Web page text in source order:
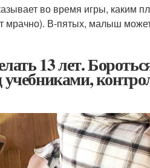
во время игры, каким
мрачно). В-пятых, малыш
13 лет.
учебниками,